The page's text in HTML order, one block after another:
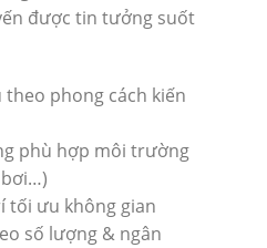
được tin tưởng suốt
theo phong cách kiến
phù hợp môi trường
tối ưu không gian
số lượng & ngân